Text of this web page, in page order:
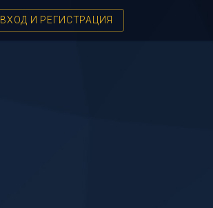
ВХОД И РЕГИСТРАЦИЯ